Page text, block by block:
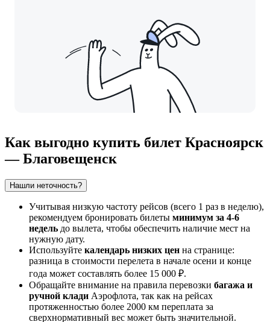
Как выгодно купить билет Красноярск
— Благовещенск
Нашли неточность?
Учитывая низкую частоту рейсов (всего 1 раз в неделю),
рекомендуем бронировать билеты минимум за 4-6
недель до вылета, чтобы обеспечить наличие мест на
нужную дату.
Используйте календарь низких цен на странице:
разница в стоимости перелета в начале осени и конце
года может составлять более 15 000 ₽.
Обращайте внимание на правила перевозки багажа и
ручной клади Аэрофлота, так как на рейсах
протяженностью более 2000 км переплата за
сверхнормативный вес может быть значительной.